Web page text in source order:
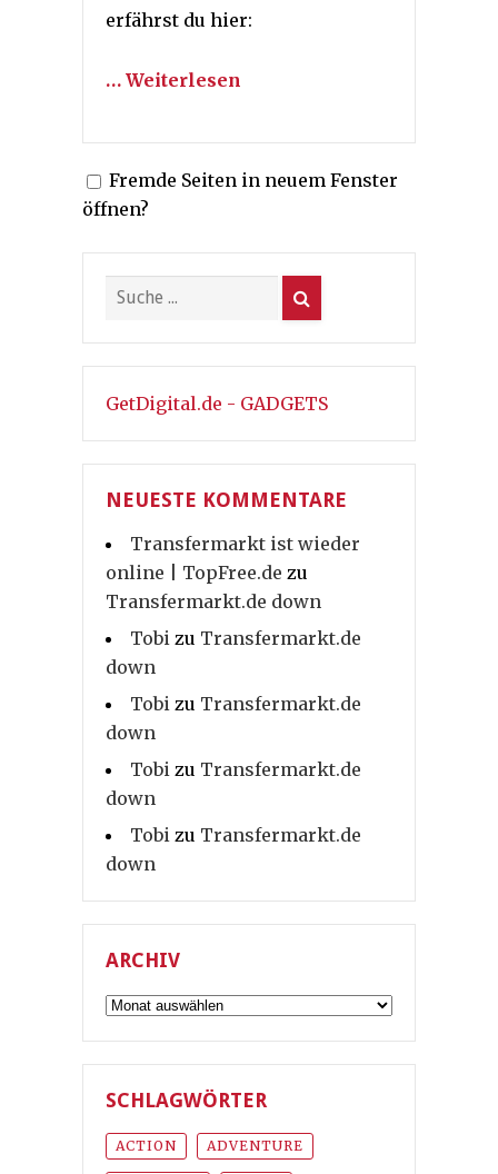
erfährst du hier:
… Weiterlesen
Fremde Seiten in neuem Fenster
öffnen?
GetDigital.de - GADGETS
NEUESTE KOMMENTARE
Transfermarkt ist wieder
online | TopFree.de zu
Transfermarkt.de down
Tobi zu Transfermarkt.de
down
Tobi zu Transfermarkt.de
down
Tobi zu Transfermarkt.de
down
Tobi zu Transfermarkt.de
down
ARCHIV
Archiv
SCHLAGWÖRTER
ACTION ADVENTURE